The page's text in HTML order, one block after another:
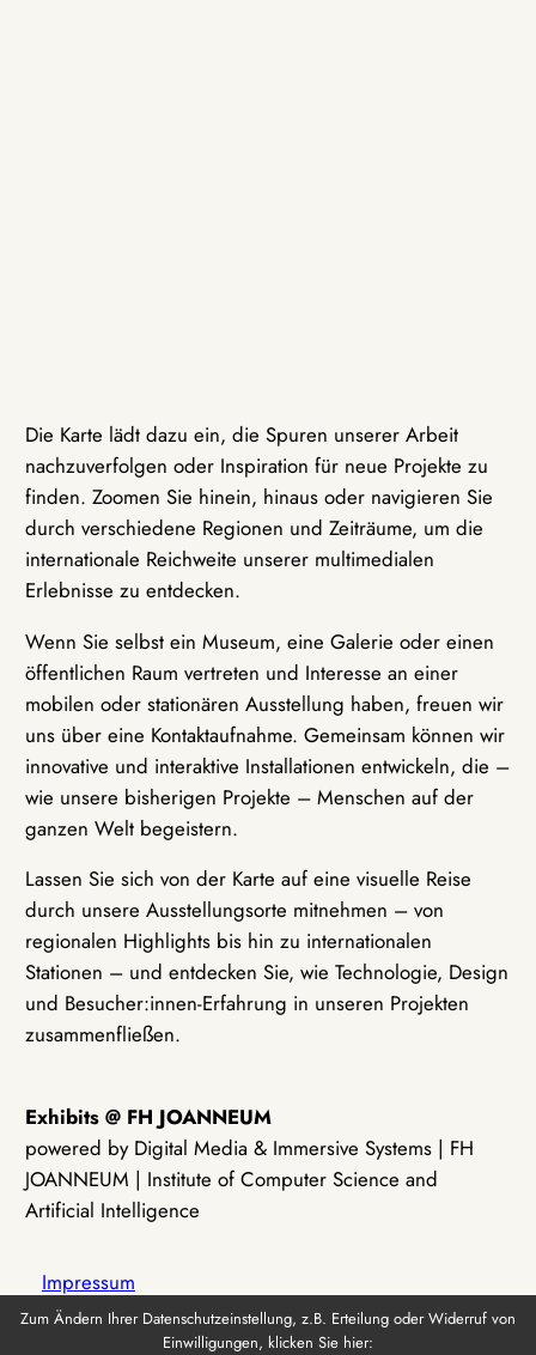
Die Karte lädt dazu ein, die Spuren unserer Arbeit
nachzuverfolgen oder Inspiration für neue Projekte zu
finden. Zoomen Sie hinein, hinaus oder navigieren Sie
durch verschiedene Regionen und Zeiträume, um die
internationale Reichweite unserer multimedialen
Erlebnisse zu entdecken.
Wenn Sie selbst ein Museum, eine Galerie oder einen
öffentlichen Raum vertreten und Interesse an einer
mobilen oder stationären Ausstellung haben, freuen wir
uns über eine Kontaktaufnahme. Gemeinsam können wir
innovative und interaktive Installationen entwickeln, die –
wie unsere bisherigen Projekte – Menschen auf der
ganzen Welt begeistern.
Lassen Sie sich von der Karte auf eine visuelle Reise
durch unsere Ausstellungsorte mitnehmen – von
regionalen Highlights bis hin zu internationalen
Stationen – und entdecken Sie, wie Technologie, Design
und Besucher:innen-Erfahrung in unseren Projekten
zusammenfließen.
Exhibits @ FH JOANNEUM
powered by Digital Media & Immersive Systems | FH
JOANNEUM | Institute of Computer Science and
Artificial Intelligence
Impressum
Zum Ändern Ihrer Datenschutzeinstellung, z.B. Erteilung oder Widerruf von
Einwilligungen, klicken Sie hier: